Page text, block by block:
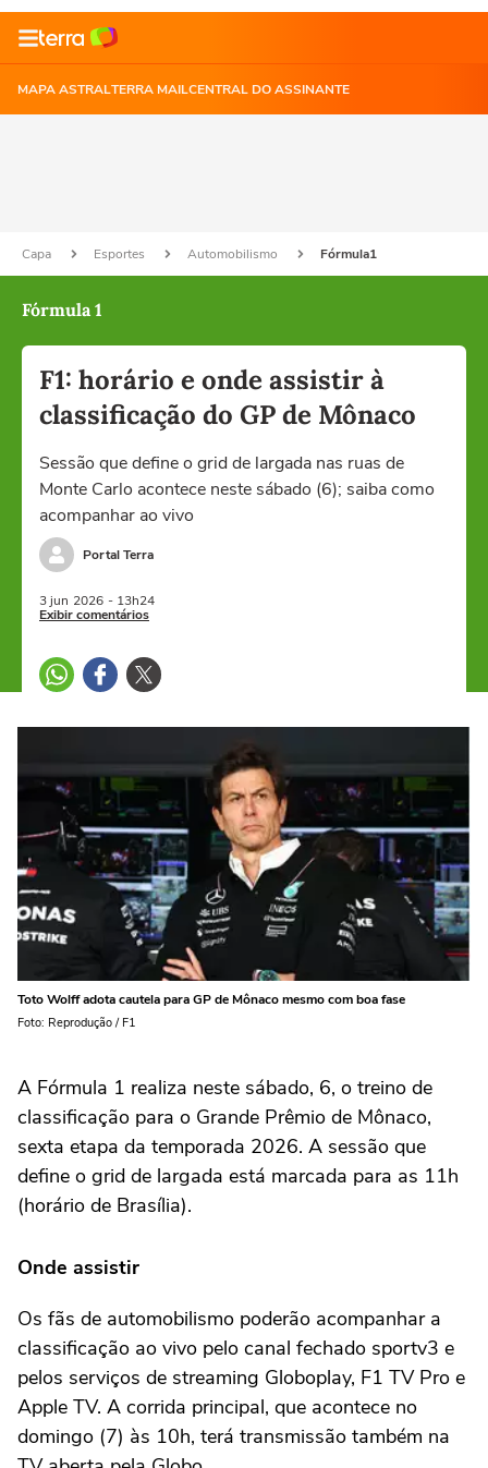
MAPA ASTRALTERRA MAILCENTRAL DO ASSINANTE
Capa Esportes Automobilismo Fórmula1
Fórmula 1
F1: horário e onde assistir à
classificação do GP de Mônaco
Sessão que define o grid de largada nas ruas de
Monte Carlo acontece neste sábado (6); saiba como
acompanhar ao vivo
Portal Terra
3 jun 2026 - 13h24
Exibir comentários
Toto Wolff adota cautela para GP de Mônaco mesmo com boa fase
Foto: Reprodução / F1
A Fórmula 1 realiza neste sábado, 6, o treino de
classificação para o Grande Prêmio de Mônaco,
sexta etapa da temporada 2026. A sessão que
define o grid de largada está marcada para as 11h
(horário de Brasília).
Onde assistir
Os fãs de automobilismo poderão acompanhar a
classificação ao vivo pelo canal fechado sportv3 e
pelos serviços de streaming Globoplay, F1 TV Pro e
Apple TV. A corrida principal, que acontece no
domingo (7) às 10h, terá transmissão também na